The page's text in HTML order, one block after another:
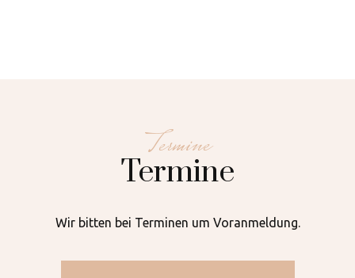
Zweithaarstudio
Termine
Termine
Wir bitten bei Terminen um Voranmeldung.